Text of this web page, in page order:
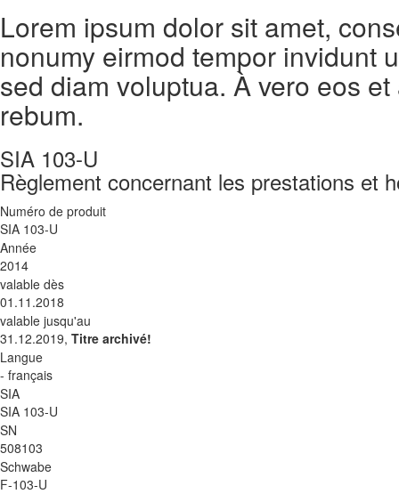
Lorem ipsum dolor sit amet,
nonumy eirmod tempor invidunt
sed diam voluptua. À vero eos
rebum.
SIA 103-U
Règlement concernant les prestations et
Numéro de produit
SIA 103-U
Année
2014
valable dès
01.11.2018
valable jusqu'au
31.12.2019, Titre archivé!
Langue
- français
SIA
SIA 103-U
SN
508103
Schwabe
F-103-U